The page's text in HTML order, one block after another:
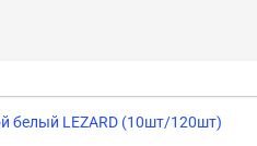
белый LEZARD (10шт/120шт)